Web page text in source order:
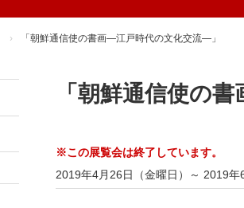
「朝鮮通信使の書画―江戸時代の文化交流―」
「朝鮮通信使の
※この展覧会は終了しています。
2019年4月26日（金曜日）
～ 2019年